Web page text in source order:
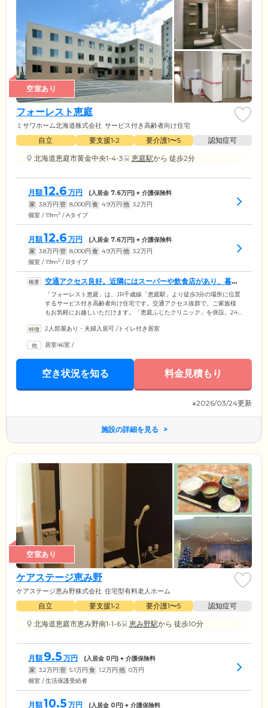
空室あり
フォーレスト恵庭
ミサワホーム北海道株式会社 サービス付き高齢者向け住宅
自立 要支援1•2 要介護1〜5
認知症可
北海道恵庭市黄金中央1-4-3
恵庭駅から 徒歩2分
月額12.6 万円 (入居金 7.6万円) + 介護保険料
家 3.8万円 管 8,000円 食 4.9万円 他 3.2万円
個室 / 19m2 / Aタイプ
月額12.6 万円 (入居金 7.6万円) + 介護保険料
家 3.8万円 管 8,000円 食 4.9万円 他 3.2万円
個室 / 19m2 / Bタイプ
交通アクセス良好。近隣にはスーパーや飲食店があり、暮ら
しやすい環境です
「フォーレスト恵庭」は、JR千歳線「恵庭駅」より徒歩3分の場所に位置
するサービス付き高齢者向け住宅です。交通アクセス抜群で、ご家族様
もお気軽にお越しいただけます。「恵庭ふじたクリニック」を併設。24
など日常生活のサポートを行っています。また、協力医療機関との連携
い。近隣には、スーパーやコンビニ、飲食店、緑豊かな公園があり、暮
らしやすい環境です。のびのびと自由に生活を送りながら、サポートが
2人部屋あり・夫婦入居可 /トイレ付き居室
居室46室 /
空き状況を知る 料金見積もり
※2026/03/24更新
施設の詳細を見る
空室あり
ケアステージ恵み野
ケアステージ恵み野株式会社 住宅型有料老人ホーム
自立 要支援1•2 要介護1〜5
認知症可
北海道恵庭市恵み野南1-1-6
恵み野駅から 徒歩10分
月額 9.5 万円 (入居金 0円) + 介護保険料
家 3.2万円 管 5.1万円 食 1.2万円 他 0万円
個室 / 生活保護受給者
月額10.5 万円 (入居金 0円) + 介護保険料